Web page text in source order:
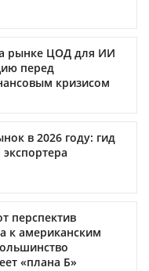
рынке ЦОД для ИИ
перед
кризисом
в 2026 году: гид
перспектив
к американским
«плана Б»